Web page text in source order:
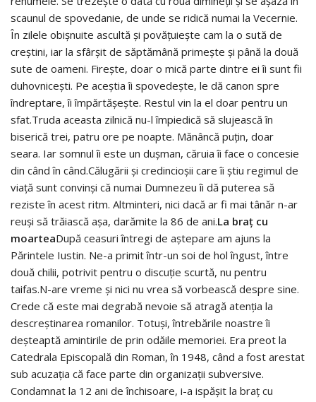
scaunul de spovedanie, de unde se ridică numai la Vecernie.
În zilele obişnuite ascultă şi povăţuieşte cam la o sută de
creştini, iar la sfârşit de săptămână primeşte şi până la două
sute de oameni. Fireşte, doar o mică parte dintre ei îi sunt fii
duhovniceşti. Pe aceştia îi spovedeşte, le dă canon spre
îndreptare, îi împărtăşeşte. Restul vin la el doar pentru un
sfat.Truda aceasta zilnică nu-l împiedică să slujească în
biserică trei, patru ore pe noapte. Mănâncă puţin, doar
seara. Iar somnul îi este un duşman, căruia îi face o concesie
din când în când.Călugării şi credincioşii care îi ştiu regimul de
viaţă sunt convinşi că numai Dumnezeu îi dă puterea să
reziste în acest ritm. Altminteri, nici dacă ar fi mai tânăr n-ar
reuşi să trăiască aşa, darămite la 86 de ani.La braţ cu
moarteaDupă ceasuri întregi de aştepare am ajuns la
Părintele Iustin. Ne-a primit într-un soi de hol îngust, între
două chilii, potrivit pentru o discuţie scurtă, nu pentru
taifas.N-are vreme şi nici nu vrea să vorbească despre sine.
Crede că este mai degrabă nevoie să atragă atenţia la
descreştinarea romanilor. Totuşi, întrebările noastre îi
deşteaptă amintirile de prin odăile memoriei. Era preot la
Catedrala Episcopală din Roman, în 1948, când a fost arestat
sub acuzaţia că face parte din organizaţii subversive.
Condamnat la 12 ani de închisoare, i-a ispăşit la braţ cu